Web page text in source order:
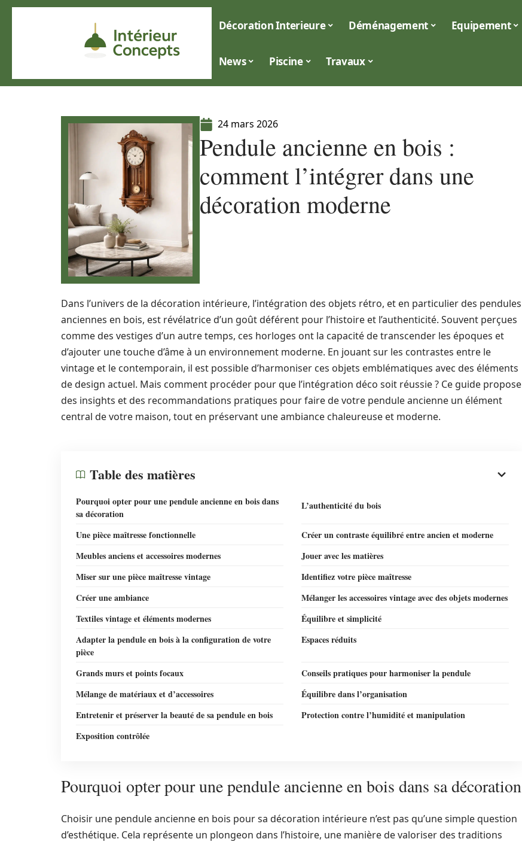
Décoration Interieure Déménagement Equipement
News Piscine Travaux
24 mars 2026
Pendule ancienne en bois :
comment l’intégrer dans une
décoration moderne
Dans l’univers de la décoration intérieure, l’intégration des objets rétro, et en particulier des pendules
anciennes en bois, est révélatrice d’un goût déférent pour l’histoire et l’authenticité. Souvent perçues
comme des vestiges d’un autre temps, ces horloges ont la capacité de transcender les époques et
d’ajouter une touche d’âme à un environnement moderne. En jouant sur les contrastes entre le
vintage et le contemporain, il est possible d’harmoniser ces objets emblématiques avec des éléments
de design actuel. Mais comment procéder pour que l’intégration déco soit réussie ? Ce guide propose
des insights et des recommandations pratiques pour faire de votre pendule ancienne un élément
central de votre maison, tout en préservant une ambiance chaleureuse et moderne.
Table des matières
Pourquoi opter pour une pendule ancienne en bois dans
sa décoration
L’authenticité du bois
Une pièce maîtresse fonctionnelle
Créer un contraste équilibré entre ancien et moderne
Meubles anciens et accessoires modernes
Jouer avec les matières
Miser sur une pièce maîtresse vintage
Identifiez votre pièce maîtresse
Créer une ambiance
Mélanger les accessoires vintage avec des objets modernes
Textiles vintage et éléments modernes
Équilibre et simplicité
Adapter la pendule en bois à la configuration de votre
pièce
Espaces réduits
Grands murs et points focaux
Conseils pratiques pour harmoniser la pendule
Mélange de matériaux et d’accessoires
Équilibre dans l’organisation
Entretenir et préserver la beauté de sa pendule en bois
Protection contre l’humidité et manipulation
Exposition contrôlée
Pourquoi opter pour une pendule ancienne en bois dans sa décoration
Choisir une pendule ancienne en bois pour sa décoration intérieure n’est pas qu’une simple question
d’esthétique. Cela représente un plongeon dans l’histoire, une manière de valoriser des traditions